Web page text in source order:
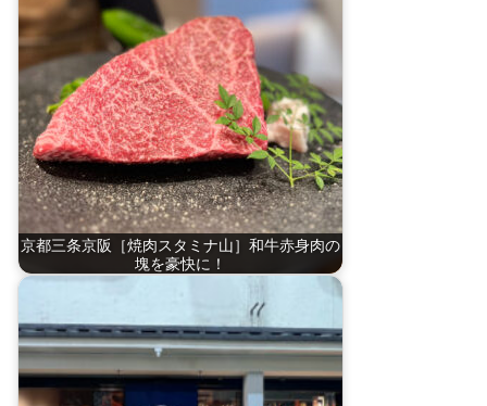
京都三条京阪［焼肉スタミナ山］和牛赤身肉の
塊を豪快に！